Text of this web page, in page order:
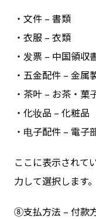
・文件 – 書類
・衣服 – 衣類
・发票 – 中国領収
・五金配件 – 金属
・茶叶 – お茶・菓
・化妆品 – 化粧品
・电子配件 – 電子
ここに表示されて
力して選択します。
⑧支払方法 – 付款